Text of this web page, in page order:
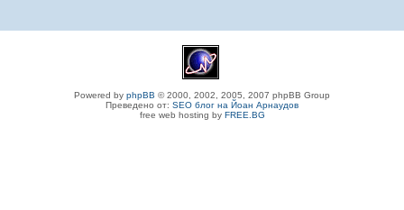
Powered by phpBB © 2000, 2002, 2005, 2007 phpBB Group
Преведено от: SEO блог на Йоан Арнаудов
free web hosting by FREE.BG